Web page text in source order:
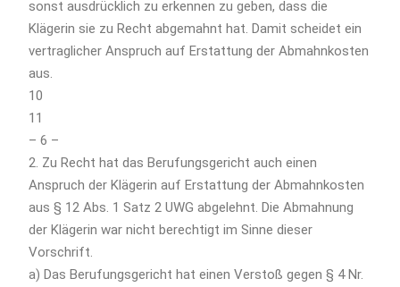
sonst ausdrücklich zu erkennen zu geben, dass die
Klägerin sie zu Recht abgemahnt hat. Damit scheidet ein
vertraglicher Anspruch auf Erstattung der Abmahnkosten
aus.
10
11
– 6 –
2. Zu Recht hat das Berufungsgericht auch einen
Anspruch der Klägerin auf Erstattung der Abmahnkosten
aus § 12 Abs. 1 Satz 2 UWG abgelehnt. Die Abmahnung
der Klägerin war nicht berechtigt im Sinne dieser
Vorschrift.
a) Das Berufungsgericht hat einen Verstoß gegen § 4 Nr.